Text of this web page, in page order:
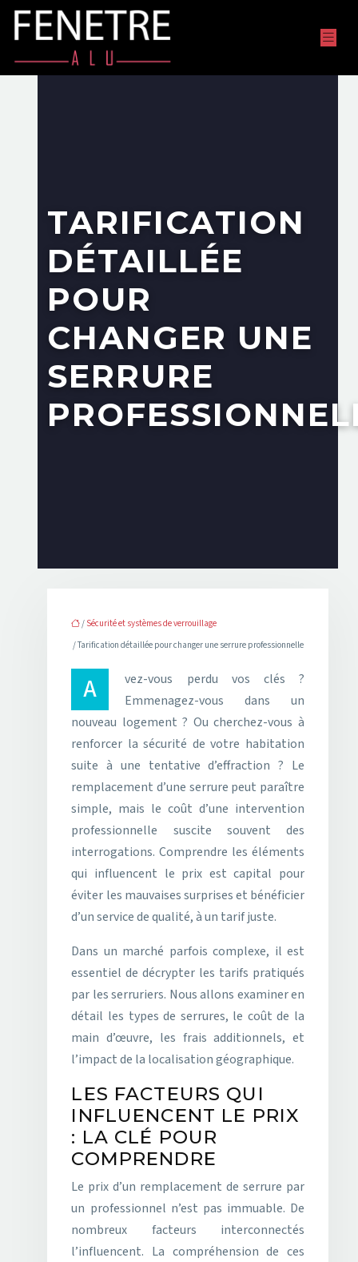
TARIFICATION
DÉTAILLÉE
POUR
CHANGER UNE
SERRURE
/ Sécurité et systèmes de verrouillage
/ Tarification détaillée pour changer une serrure professionnelle
Avez-vous perdu vos clés ?
Emmenagez-vous dans un
nouveau logement ? Ou cherchez-vous à
renforcer la sécurité de votre habitation
suite à une tentative d’effraction ? Le
remplacement d’une serrure peut paraître
simple, mais le coût d’une intervention
professionnelle suscite souvent des
interrogations. Comprendre les éléments
qui influencent le prix est capital pour
éviter les mauvaises surprises et bénéficier
d’un service de qualité, à un tarif juste.
Dans un marché parfois complexe, il est
essentiel de décrypter les tarifs pratiqués
par les serruriers. Nous allons examiner en
détail les types de serrures, le coût de la
main d’œuvre, les frais additionnels, et
l’impact de la localisation géographique.
LES FACTEURS QUI
INFLUENCENT LE PRIX
: LA CLÉ POUR
COMPRENDRE
Le prix d’un remplacement de serrure par
un professionnel n’est pas immuable. De
nombreux facteurs interconnectés
l’influencent. La compréhension de ces